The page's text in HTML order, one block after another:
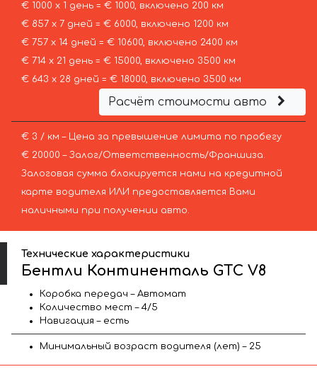
€ 1000 х 1 день = € 1000, включено 200 км
€ 857 х 7 дней = € 6000, включено 1200 км
€ 757 х 14 дней = € 10600, включено 2400 км
€ 714 х 21 день = € 15000, включено 3500 км
€ 643 х 28 дней = € 18000, включено 3500 км
Расчёт стоимости авто
€ 3 / км – Цена за превышение лимита по пробегу
€ 20000 – Залог/Ответственность/Франшиза.
Залоговая сумма блокируется нами на кредитной
карте водителя ИЛИ предоставляется Вами
наличными при получении авто.
Технические характеристики
Бентли Континенталь GTC V8
Коробка передач – Автомат
Количество мест – 4/5
Навигация – есть
Минимальный возраст водителя (лет) – 25